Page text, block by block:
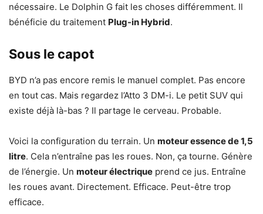
nécessaire. Le Dolphin G fait les choses différemment. Il
bénéficie du traitement Plug-in Hybrid.
Sous le capot
BYD n’a pas encore remis le manuel complet. Pas encore
en tout cas. Mais regardez l’Atto 3 DM-i. Le petit SUV qui
existe déjà là-bas ? Il partage le cerveau. Probable.
Voici la configuration du terrain. Un moteur essence de 1,5
litre. Cela n’entraîne pas les roues. Non, ça tourne. Génère
de l’énergie. Un moteur électrique prend ce jus. Entraîne
les roues avant. Directement. Efficace. Peut-être trop
efficace.